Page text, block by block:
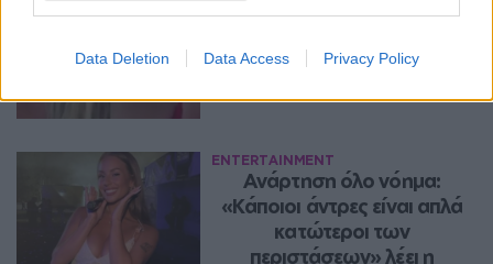
Data Deletion Data Access Privacy Policy
προειδοποίηση στις γυναίκες
ENTERTAINMENT
Ανάρτηση όλο νόημα:
«Κάποιοι άντρες είναι απλά
κατώτεροι των
περιστάσεων» λέει η